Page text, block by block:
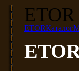
ETOR
ETORКаталог